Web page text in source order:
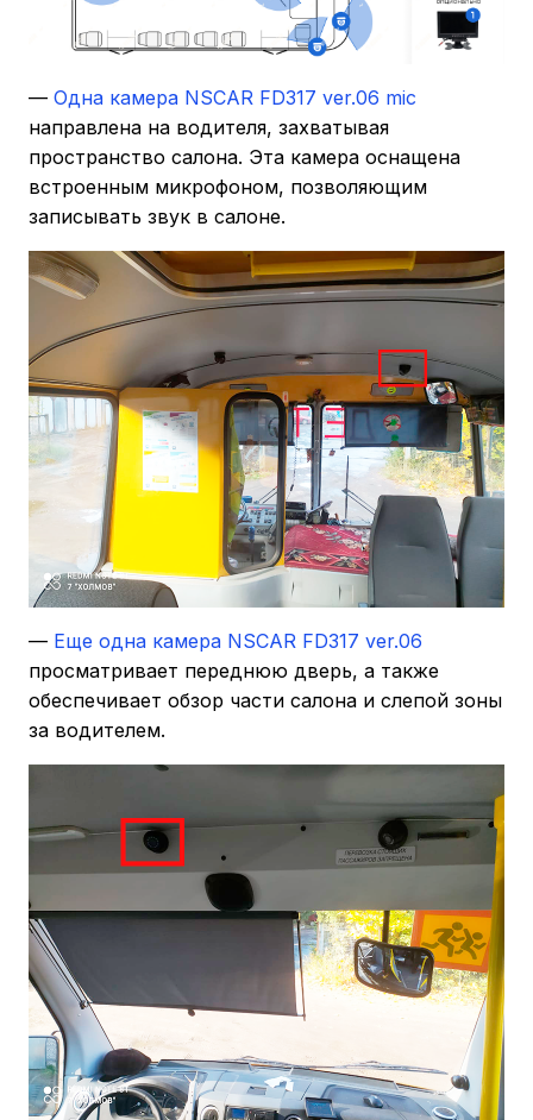
— Одна камера NSCAR FD317 ver.06 mic
направлена на водителя, захватывая
пространство салона. Эта камера оснащена
встроенным микрофоном, позволяющим
записывать звук в салоне.
— Еще одна камера NSCAR FD317 ver.06
просматривает переднюю дверь, а также
обеспечивает обзор части салона и слепой зоны
за водителем.